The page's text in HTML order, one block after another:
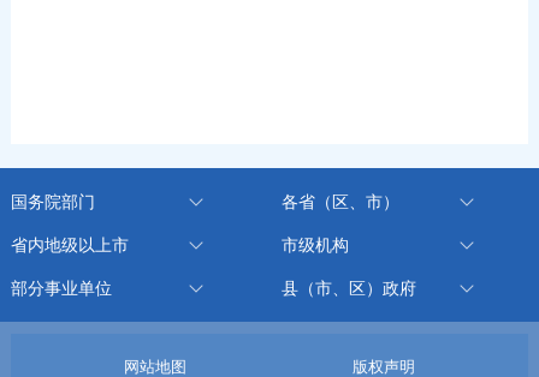
国务院部门 各省（区、市）
省内地级以上市 市级机构
部分事业单位 县（市、区）政府
网站地图
版权声明